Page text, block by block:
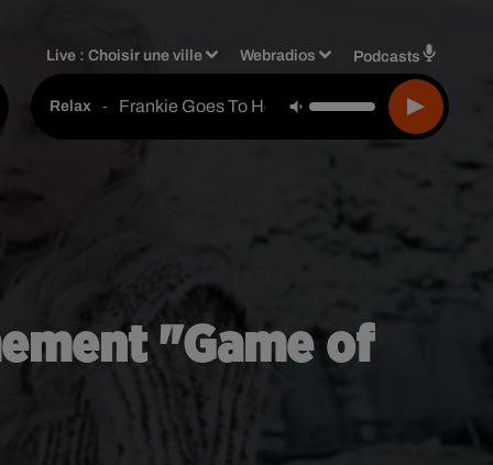
Live :Choisir une ville Webradios Podcasts
Relax - Frankie Goes To Hollywood
"Game of